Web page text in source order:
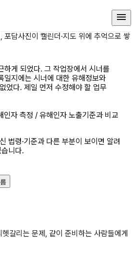
리자로 출근하게 되
포담사진이 캘린더·지도 위에 추억으로 쌓
하게 되었다. 그 작업장에서 시너를
일지에는 시너에 대한 유해정보와
었다. 제일 먼저 수정해야 할 업무
인자 측정 / 유해인자 노출기준과 비교
법령·기준과 다른 부분이 보이면 알려
니다.
헷갈리는 문제, 같이 준비하는 사람들에게